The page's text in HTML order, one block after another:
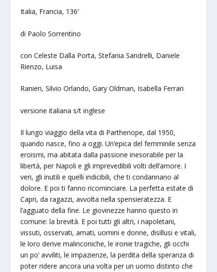
Italia, Francia, 136′
di Paolo Sorrentino
con Celeste Dalla Porta, Stefania Sandrelli, Daniele
Rienzo, Luisa
Ranieri, Silvio Orlando, Gary Oldman, Isabella Ferrari
versione italiana s/t inglese
Il lungo viaggio della vita di Parthenope, dal 1950,
quando nasce, fino a oggi. Un’epica del femminile senza
eroismi, ma abitata dalla passione inesorabile per la
libertà, per Napoli e gli imprevedibili volti dell’amore. I
veri, gli inutili e quelli indicibili, che ti condannano al
dolore. E poi ti fanno ricominciare. La perfetta estate di
Capri, da ragazzi, avvolta nella spensieratezza. E
l’agguato della fine. Le giovinezze hanno questo in
comune: la brevità. E poi tutti gli altri, i napoletani,
vissuti, osservati, amati, uomini e donne, disillusi e vitali,
le loro derive malinconiche, le ironie tragiche, gli occhi
un po’ avviliti, le impazienze, la perdita della speranza di
poter ridere ancora una volta per un uomo distinto che